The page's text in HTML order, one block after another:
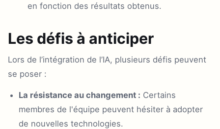
en fonction des résultats obtenus.
Les défis à anticiper
Lors de l’intégration de l’IA, plusieurs défis peuvent
se poser :
La résistance au changement : Certains
membres de l'équipe peuvent hésiter à adopter
de nouvelles technologies.